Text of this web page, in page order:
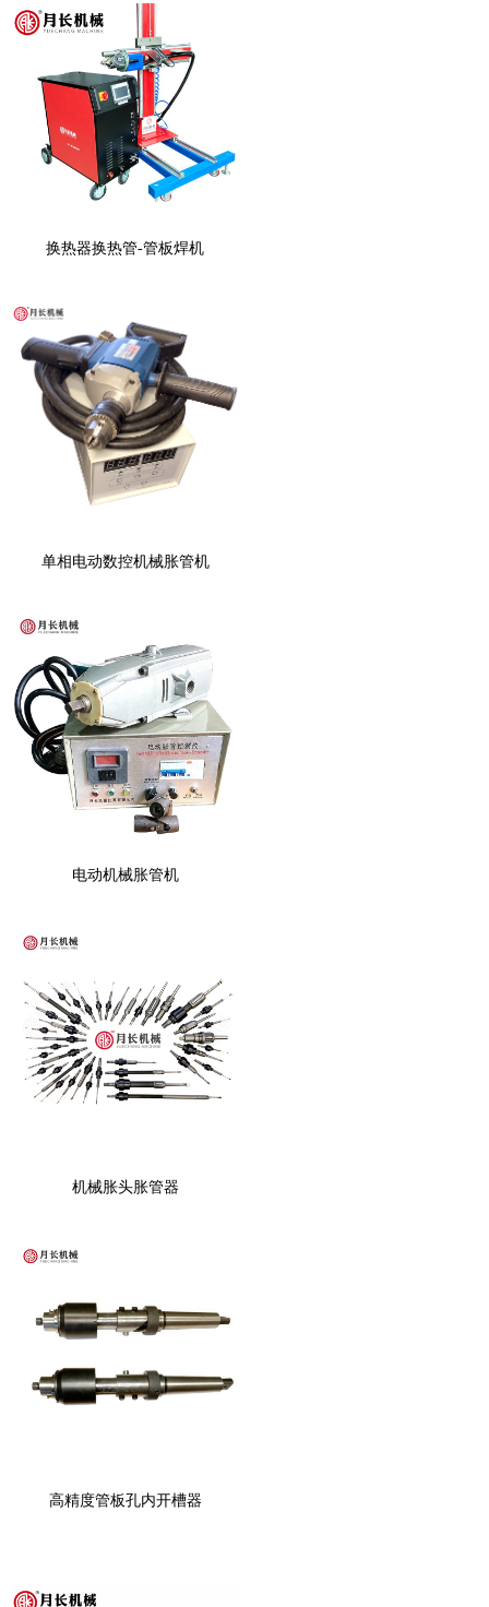
换热器换热管-管板焊机
单相电动数控机械胀管机
电动机械胀管机
机械胀头胀管器
高精度管板孔内开槽器